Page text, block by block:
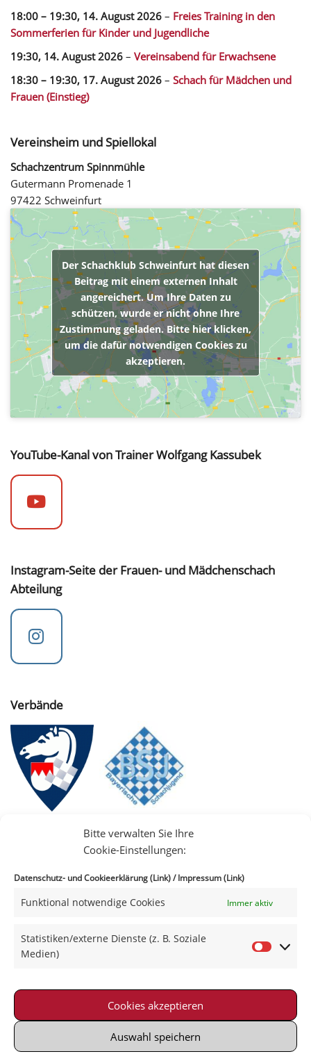
Bitte verwalten Sie Ihre
Cookie-Einstellungen:
Datenschutz- und Cookieerklärung (Link)/Impressum (Link)
Funktional notwendige Cookies Immer aktiv
Statistiken/externe Dienste (z. B. Soziale
Medien)
Cookies akzeptieren
Auswahl speichern
18:00 – 19:30, 14. August 2026 – Freies Training in den
Sommerferien für Kinder und Jugendliche
19:30, 14. August 2026 – Vereinsabend für Erwachsene
18:30 – 19:30, 17. August 2026 – Schach für Mädchen und
Frauen (Einstieg)
Vereinsheim und Spiellokal
Schachzentrum Spinnmühle
Gutermann Promenade 1
97422 Schweinfurt
Der Schachklub Schweinfurt hat diesen
Beitrag mit einem externen Inhalt
angereichert. Um Ihre Daten zu
schützen, wurde er nicht ohne Ihre
Zustimmung geladen. Bitte hier klicken,
um die dafür notwendigen Cookies zu
akzeptieren.
YouTube-Kanal von Trainer Wolfgang Kassubek
Instagram-Seite der Frauen- und Mädchenschach
Abteilung
Verbände
|Datenschutz|Kontakt
© 2021-2026 Schachklub Schweinfurt 2000 e. V.
Powered by Wordpress with Neve-Theme